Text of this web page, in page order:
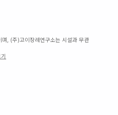
, (주)고이장례연구소는 시설과 무관